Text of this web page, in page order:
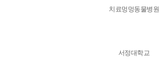
치료멍멍동물병원
서정대학교